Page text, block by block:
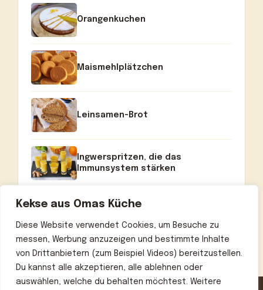
Kekse aus Omas Küche
Diese Website verwendet Cookies, um Besuche zu
messen, Werbung anzuzeigen und bestimmte Inhalte
von Drittanbietern (zum Beispiel Videos) bereitzustellen.
Du kannst alle akzeptieren, alle ablehnen oder
auswählen, welche du behalten möchtest. Weitere
Orangenkuchen
Maismehlplätzchen
Leinsamen-Brot
Ingwerspritzen, die das
Immunsystem stärken